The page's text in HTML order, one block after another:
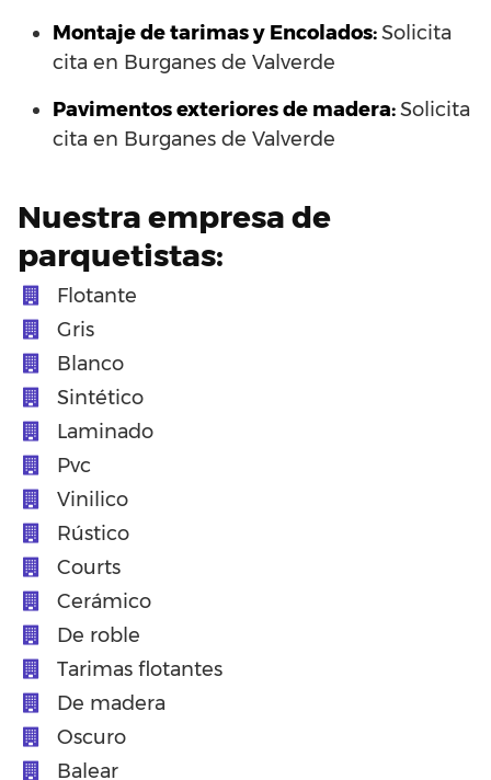
Montaje de tarimas y Encolados:Solicita
cita en Burganes de Valverde
Pavimentos exteriores de madera:Solicita
cita en Burganes de Valverde
Nuestra empresa de
parquetistas:
Flotante
Gris
Blanco
Sintético
Laminado
Pvc
Vinilico
Rústico
Courts
Cerámico
De roble
Tarimas flotantes
De madera
Oscuro
Balear